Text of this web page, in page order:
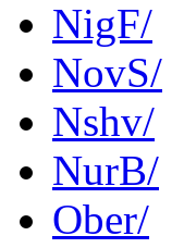
NigF/
NovS/
Nshv/
NurB/
Ober/